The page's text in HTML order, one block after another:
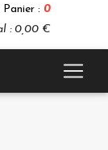
: 0
: 0,00 €